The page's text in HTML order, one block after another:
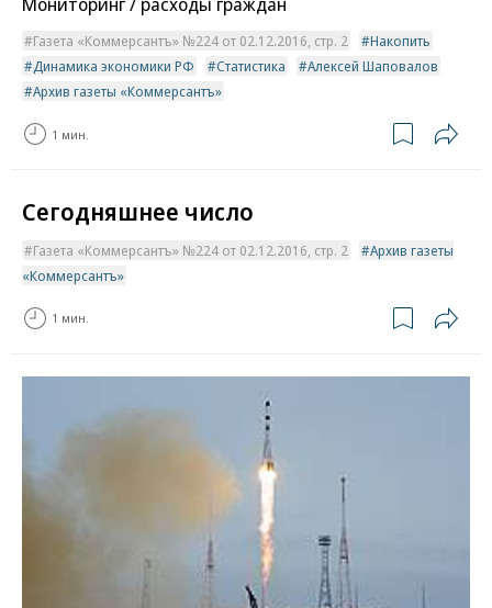
Газета «Коммерсантъ» №224 от 02.12.2016, стр. 2
Накопить
Динамика экономики РФ
Статистика
Алексей Шаповалов
Архив газеты «Коммерсантъ»
1 мин.
Сегодняшнее число
Газета «Коммерсантъ» №224 от 02.12.2016, стр. 2
Архив газеты
«Коммерсантъ»
1 мин.